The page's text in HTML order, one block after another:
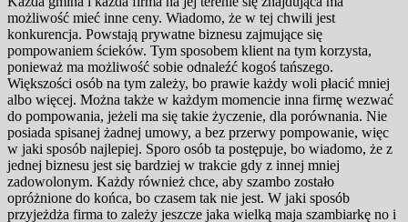
możliwość mieć inne ceny. Wiadomo, że w tej chwili jest
konkurencja. Powstają prywatne biznesu zajmujące się
pompowaniem ścieków. Tym sposobem klient na tym korzysta,
ponieważ ma możliwość sobie odnaleźć kogoś tańszego.
Większości osób na tym zależy, bo prawie każdy woli płacić mniej
albo więcej. Można także w każdym momencie inna firmę wezwać
do pompowania, jeżeli ma się takie życzenie, dla porównania. Nie
posiada spisanej żadnej umowy, a bez przerwy pompowanie, więc
w jaki sposób najlepiej. Sporo osób ta postępuje, bo wiadomo, że z
jednej biznesu jest się bardziej w trakcie gdy z innej mniej
zadowolonym. Każdy również chce, aby szambo zostało
opróżnione do końca, bo czasem tak nie jest. W jaki sposób
przyjeżdża firma to zależy jeszcze jaka wielką maja szambiarkę no i